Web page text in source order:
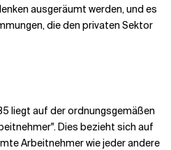
ausgeräumt werden, und es
die den privaten Sektor
liegt auf der ordnungsgemäßen
Dies bezieht sich auf
Arbeitnehmer wie jeder andere